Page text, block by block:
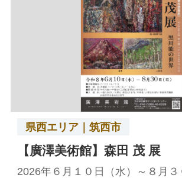
県西エリア｜筑西市
【廣澤美術館】森田 茂 展
2026年６月１０日（水）～８月３